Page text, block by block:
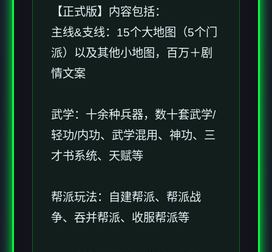
【正式版】内容包括：
主线&支线：15个大地图（5个门
派）以及其他小地图，百万＋剧
情文案
武学：十余种兵器，数十套武学/
轻功/内功、武学混用、神功、三
才书系统、天赋等
帮派玩法：自建帮派、帮派战
争、吞并帮派、收服帮派等